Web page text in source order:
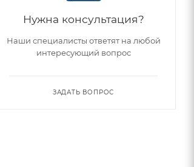
Нужна консультация?
Наши специалисты ответят на любой
интересующий вопрос
ЗАДАТЬ ВОПРОС